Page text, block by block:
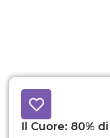
Il Cuore: 80%